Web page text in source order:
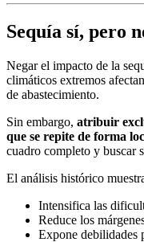
Sequía sí, pero
Negar el impacto de la
climáticos extremos
de abastecimiento.
Sin embargo, atribuir
que se repite de forma
cuadro completo y buscar
El análisis histórico
Intensifica las
Reduce los
Expone debilidades